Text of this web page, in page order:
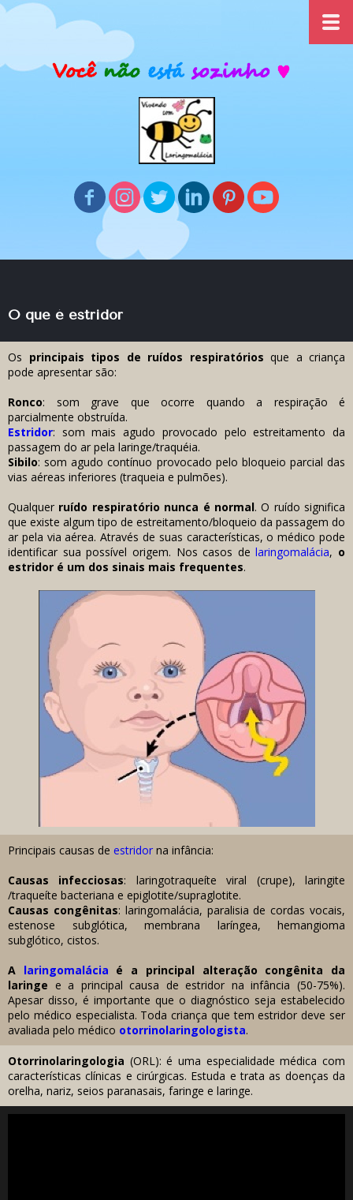
O que é estridor
Os principais tipos de ruídos respiratórios que a criança
pode apresentar são:
Ronco: som grave que ocorre quando a respiração é
parcialmente obstruída.
Estridor: som mais agudo provocado pelo estreitamento da
passagem do ar pela laringe/traquéia.
Sibilo: som agudo contínuo provocado pelo bloqueio parcial das
vias aéreas inferiores (traqueia e pulmões).
Qualquer ruído respiratório nunca é normal. O ruído significa
que existe algum tipo de estreitamento/bloqueio da passagem do
ar pela via aérea. Através de suas características, o médico pode
identificar sua possível origem. Nos casos delaringomalácia, o
estridor é um dos sinais mais frequentes.
Principais causas de estridor na infância:
Causas infecciosas: laringotraqueíte viral (crupe), laringite
/traqueíte bacteriana e epiglotite/supraglotite.
Causas congênitas: laringomalácia, paralisia de cordas vocais,
estenose subglótica, membrana laríngea, hemangioma
subglótico, cistos.
A laringomalácia é a principal alteração congênita da
laringe e a principal causa de estridor na infância (50-75%).
Apesar disso, é importante que o diagnóstico seja estabelecido
pelo médico especialista. Toda criança que tem estridor deve ser
avaliada pelo médico otorrinolaringologista.
Otorrinolaringologia (ORL): é uma especialidade médica com
características clínicas e cirúrgicas. Estuda e trata as doenças da
orelha, nariz, seios paranasais, faringe e laringe.